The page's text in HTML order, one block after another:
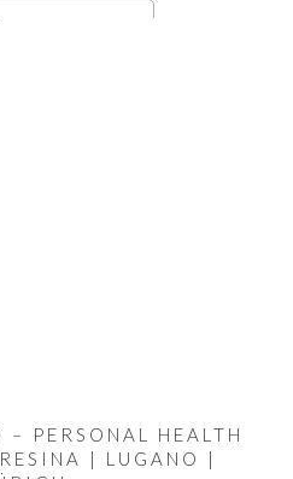
PERSONAL HEALTH
| LUGANO |